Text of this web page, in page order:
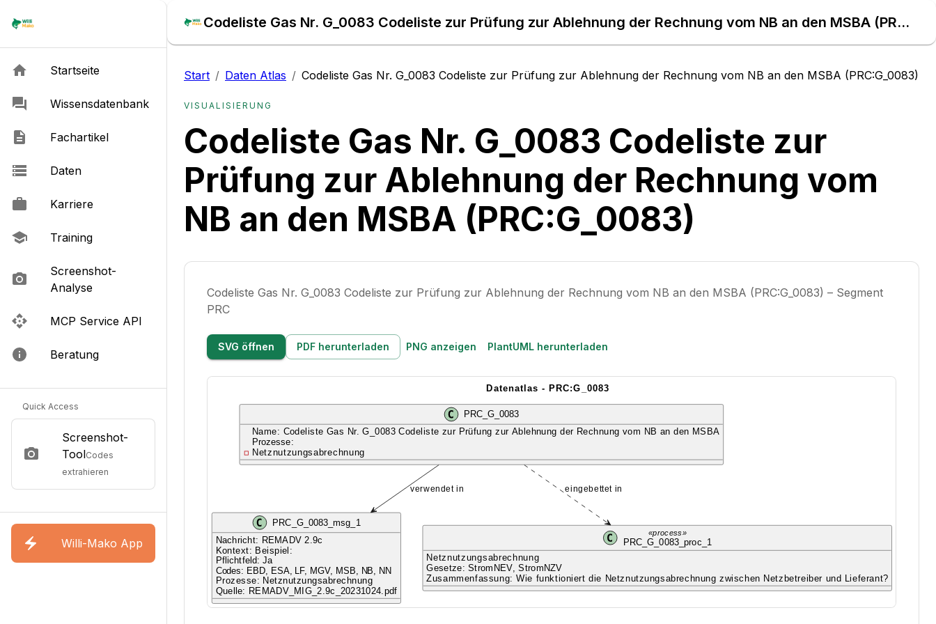
Codeliste Gas Nr. G_0083 Codeliste zur Prüfung zur Ablehnung der Rechnung vom NB an den MSBA (PRC:G_0083) – Daten Atlas
Startseite
Wissensdatenbank
Fachartikel
Daten
Karriere
Training
Screenshot-
Analyse
MCP Service API
Beratung
Quick Access
Screenshot-
ToolCodes
extrahieren
Willi-Mako App
Start / Daten Atlas / Codeliste Gas Nr. G_0083 Codeliste zur Prüfung zur Ablehnung der Rechnung vom NB an den MSBA (PRC:G_0083)
VISUALISIERUNG
Codeliste Gas Nr. G_0083 Codeliste zur
Prüfung zur Ablehnung der Rechnung vom
NB an den MSBA (PRC:G_0083)
Codeliste Gas Nr. G_0083 Codeliste zur Prüfung zur Ablehnung der Rechnung vom NB an den MSBA (PRC:G_0083) – Segment
PRC
SVG öffnen PDF herunterladen PNG anzeigen PlantUML herunterladen